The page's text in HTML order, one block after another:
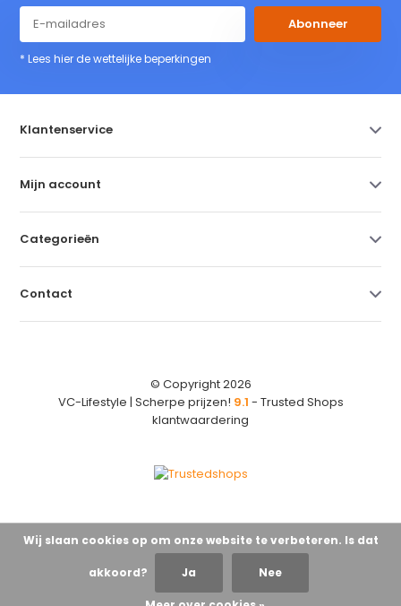
Abonneer
* Lees hier de wettelijke beperkingen
Klantenservice
Mijn account
Categorieën
Contact
© Copyright 2026
VC-Lifestyle | Scherpe prijzen! 9.1 - Trusted Shops
klantwaardering
Wij slaan cookies op om onze website te verbeteren. Is dat
akkoord? Ja Nee